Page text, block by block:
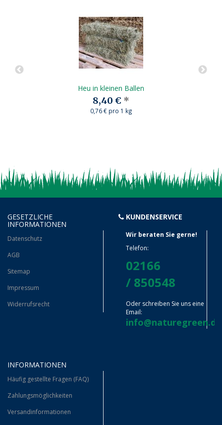
Heu in kleinen Ballen
8,40 € *
0,76 € pro 1 kg
GESETZLICHE
INFORMATIONEN
Datenschutz
AGB
Sitemap
Impressum
Widerrufsrecht
KUNDENSERVICE
Wir beraten Sie gerne!
Telefon:
02166
/ 850548
Oder schreiben Sie uns eine
Email:
info@naturegreen.de
INFORMATIONEN
Häufig gestellte Fragen (FAQ)
Zahlungsmöglichkeiten
Versandinformationen